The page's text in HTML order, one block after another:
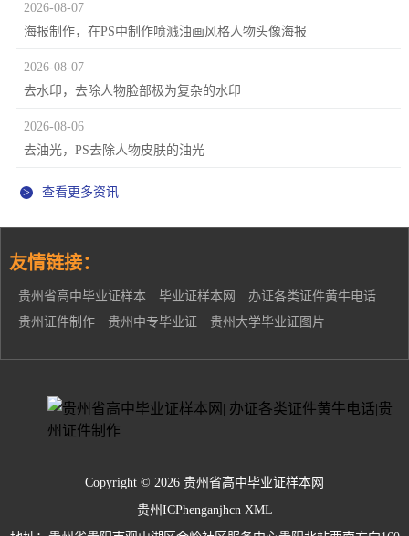
2026-08-07
海报制作，在PS中制作喷溅油画风格人物头像海报
2026-08-07
去水印，去除人物脸部极为复杂的水印
2026-08-06
去油光，PS去除人物皮肤的油光
> 查看更多资讯
友情链接：
贵州省高中毕业证样本 毕业证样本网
办证各类证件黄牛电话
贵州证件制作
贵州中专毕业证 贵州大学毕业证图片
Copyright © 2026 贵州省高中毕业证样本网
贵州ICPhenganjhcn XML